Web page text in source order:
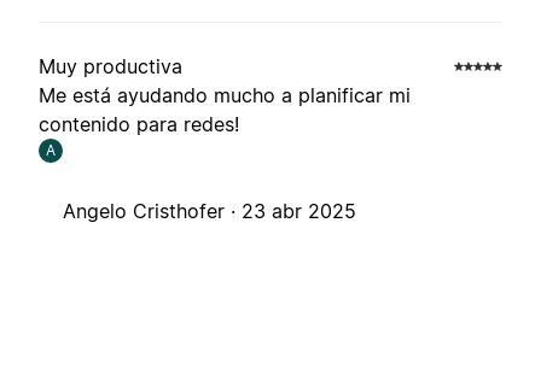
Muy productiva
Me está ayudando mucho a planificar mi
contenido para redes!
A
Angelo Cristhofer · 23 abr 2025